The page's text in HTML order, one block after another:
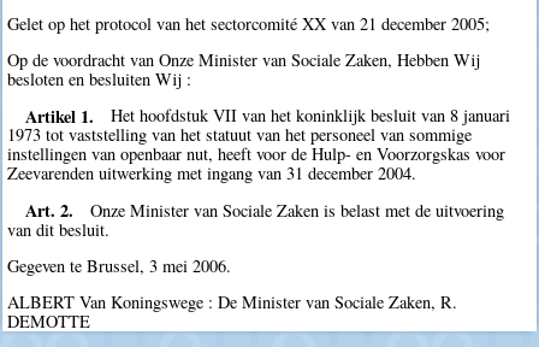
Gelet op het protocol van het sectorcomité XX van 21 december 2005;
Op de voordracht van Onze Minister van Sociale Zaken, Hebben Wij
besloten en besluiten Wij :
Artikel 1.
Het hoofdstuk VII van het koninklijk besluit van 8 januari
1973 tot vaststelling van het statuut van het personeel van sommige
instellingen van openbaar nut, heeft voor de Hulp- en Voorzorgskas voor
Zeevarenden uitwerking met ingang van 31 december 2004.
Art. 2.
Onze Minister van Sociale Zaken is belast met de uitvoering
van dit besluit.
Gegeven te Brussel, 3 mei 2006.
ALBERT Van Koningswege : De Minister van Sociale Zaken, R.
DEMOTTE